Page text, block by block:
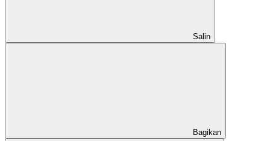
Salin
Bagikan